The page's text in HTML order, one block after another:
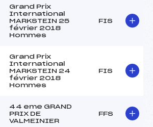
Grand Prix
International
MARKSTEIN 25
février 2018
Hommes
FIS
Grand Prix
International
MARKSTEIN 24
février 2018
Hommes
FIS
44 eme GRAND
PRIX DE
VALMEINIER
FFS